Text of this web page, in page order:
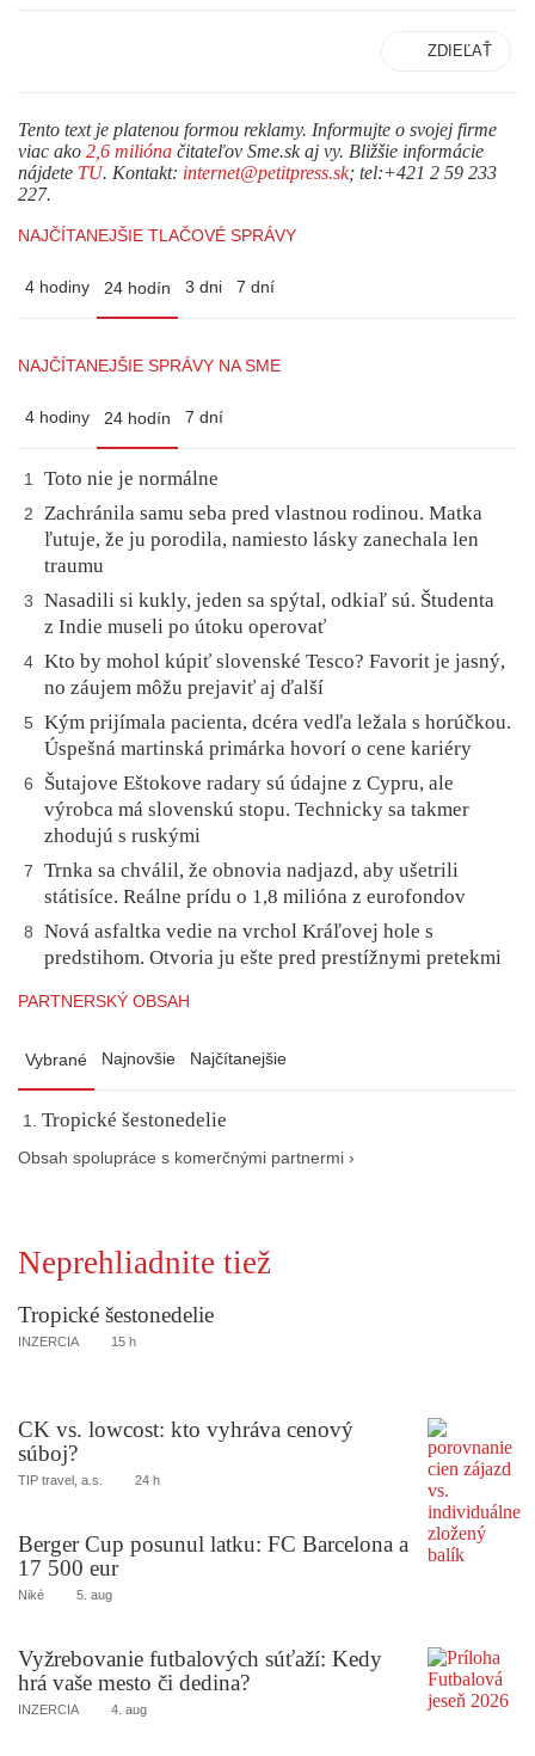
ZDIEĽAŤ
Tento text je platenou formou reklamy. Informujte o svojej firme
viac ako 2,6 milióna čitateľov Sme.sk aj vy. Bližšie informácie
nájdete TU. Kontakt: internet@petitpress.sk; tel:+421 2 59 233
227.
NAJČÍTANEJŠIE TLAČOVÉ SPRÁVY
4 hodiny 24 hodín 3 dni 7 dní
NAJČÍTANEJŠIE SPRÁVY NA SME
4 hodiny 24 hodín 7 dní
1 Toto nie je normálne
2
Zachránila samu seba pred vlastnou rodinou. Matka
ľutuje, že ju porodila, namiesto lásky zanechala len
traumu
3
Nasadili si kukly, jeden sa spýtal, odkiaľ sú. Študenta
z Indie museli po útoku operovať
4 Kto by mohol kúpiť slovenské Tesco? Favorit je jasný,
no záujem môžu prejaviť aj ďalší
5
Kým prijímala pacienta, dcéra vedľa ležala s horúčkou.
Úspešná martinská primárka hovorí o cene kariéry
6
Šutajove Eštokove radary sú údajne z Cypru, ale
výrobca má slovenskú stopu. Technicky sa takmer
zhodujú s ruskými
7
Trnka sa chválil, že obnovia nadjazd, aby ušetrili
státisíce. Reálne prídu o 1,8 milióna z eurofondov
8
Nová asfaltka vedie na vrchol Kráľovej hole s
predstihom. Otvoria ju ešte pred prestížnymi pretekmi
PARTNERSKÝ OBSAH
Vybrané Najnovšie Najčítanejšie
Tropické šestonedelie
Obsah spolupráce s komerčnými partnermi ›
Neprehliadnite tiež
Tropické šestonedelie
INZERCIA 15 h
CK vs. lowcost: kto vyhráva cenový
súboj?
TIP travel, a.s. 24 h
Berger Cup posunul latku: FC Barcelona a
17 500 eur
Niké 5. aug
Vyžrebovanie futbalových súťaží: Kedy
hrá vaše mesto či dedina?
INZERCIA 4. aug